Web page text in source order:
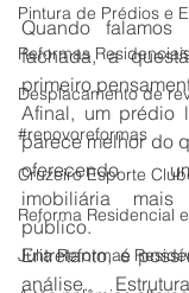
Pintura de Prédios e
Reformas
Desplacamento de
#renovoreformas
Cruzeiro Esporte
Reforma Residencial
Júlia Reformas
Quando
fachada, a
primeiro
Afinal, um prédio
parece melhor do
oferecendo
imobiliária
público.
Entretanto, é
análise.